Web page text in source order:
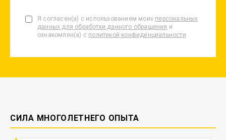
Я согласен(а) с использованием моих персональных
данных для обработки данного обращения и
ознакомлен(а) с политикой конфиденциальности
СИЛА МНОГОЛЕТНЕГО ОПЫТА